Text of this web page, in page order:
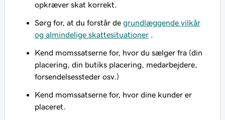
opkræver skat korrekt.
Sørg for, at du forstår de grundlæggende vilkår
og almindelige skattesituationer
Kend momssatserne for, hvor du sælger fra (din
placering, din butiks placering, medarbejdere,
forsendelsessteder osv.)
Kend momssatserne for, hvor dine kunder er
placeret.